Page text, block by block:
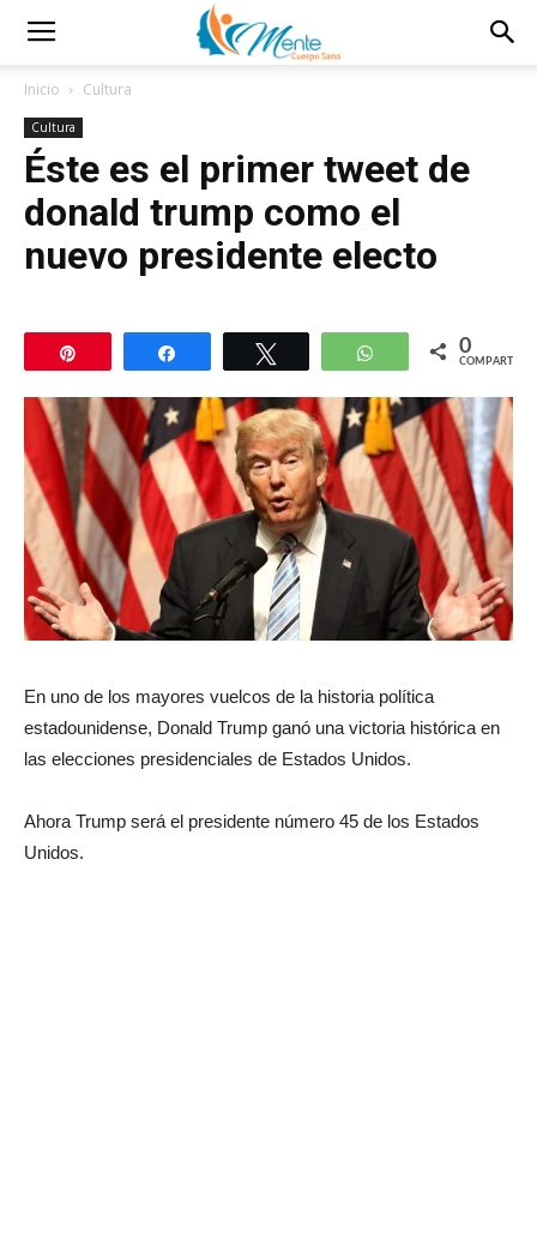
Inicio Cultura
Cultura
Éste es el primer tweet de
donald trump como el
nuevo presidente electo
Compartir WhatsApp
0
COMPARTIR
En uno de los mayores vuelcos de la historia política
estadounidense, Donald Trump ganó una victoria histórica en
las elecciones presidenciales de Estados Unidos.
Ahora Trump será el presidente número 45 de los Estados
Unidos.